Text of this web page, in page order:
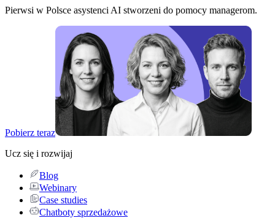
Pierwsi w Polsce asystenci AI stworzeni do pomocy managerom.
Pobierz teraz
Ucz się i rozwijaj
Blog
Webinary
Case studies
Chatboty sprzedażowe